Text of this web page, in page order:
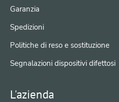
Garanzia
Spedizioni
Politiche di reso e sostituzione
Segnalazioni dispositivi difettosi
L'azienda